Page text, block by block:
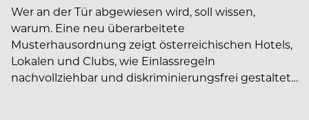
Wer an der Tür abgewiesen wird, soll wissen,
warum. Eine neu überarbeitete
Musterhausordnung zeigt österreichischen Hotels,
Lokalen und Clubs, wie Einlassregeln
nachvollziehbar und diskriminierungsfrei gestaltet…